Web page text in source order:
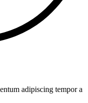
adipiscing tempor a